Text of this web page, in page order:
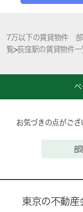
7万以下の賃貸物件
覧>荻窪駅の賃貸物件一
お気づきの点がござ
部
東京の不動産